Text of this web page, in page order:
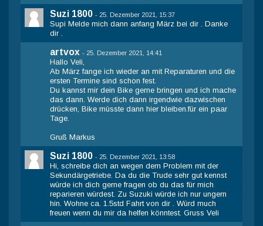
Suzi 1800 - 25. Dezember 2021, 15:37
Supi Melde mich dann anfang März bei dir . Danke
dir .
artvox - 25. Dezember 2021, 14:41
Hallo Veli,
Ab März fange ich wieder an mit Reparaturen und die
ersten Termine sind schon fest.
Du kannst mir dein Bike gerne bringen und ich mache
das dann. Werde dich dann irgendwie dazwischen
drücken, Bike müsste dann hier bleiben.für ein paar
Tage.
Gruß Markus
Suzi 1800 - 25. Dezember 2021, 13:58
Hi, schreibe dich an wegen dem Problem mit der
Sekundärgetriebe. Da du die Trude sehr gut kennst
würde ich dich gerne fragen ob du das für mich
reparieren würdest. Zu Suzuki würde ich nur ungern
hin. Wohne ca. 1.5std Fahrt von dir . Würd much
freuen wenn du mir da helfen könntest. Gruss Veli